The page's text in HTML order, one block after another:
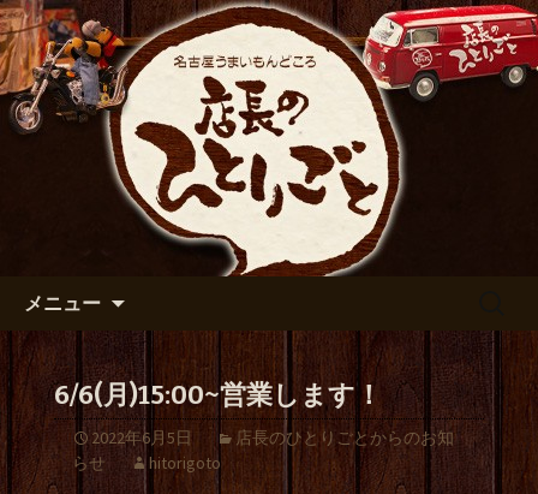
名古屋市伏見の居酒屋【店長の
ひとりごと】のブログ
出張や観光に名古屋めしがおすすめで
す
メニュー
6/6(月)15:00~営業します！
2022年6月5日
店長のひとりごとからのお知
らせ
hitorigoto